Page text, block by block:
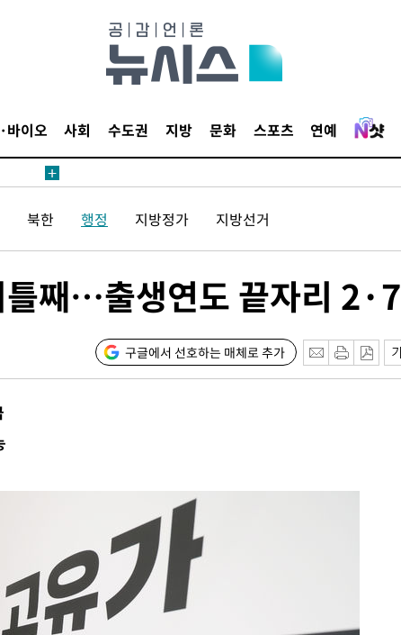
바이오 사회 수도권 지방 문화 스포츠 연예
황'
"
북한 행정 지방정가 지방선거
째…출생연도 끝자리 2·7
구글에서 선호하는 매체로 추가